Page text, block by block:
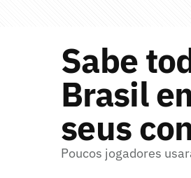
Sabe
Brasil
seus
Poucos jogadores